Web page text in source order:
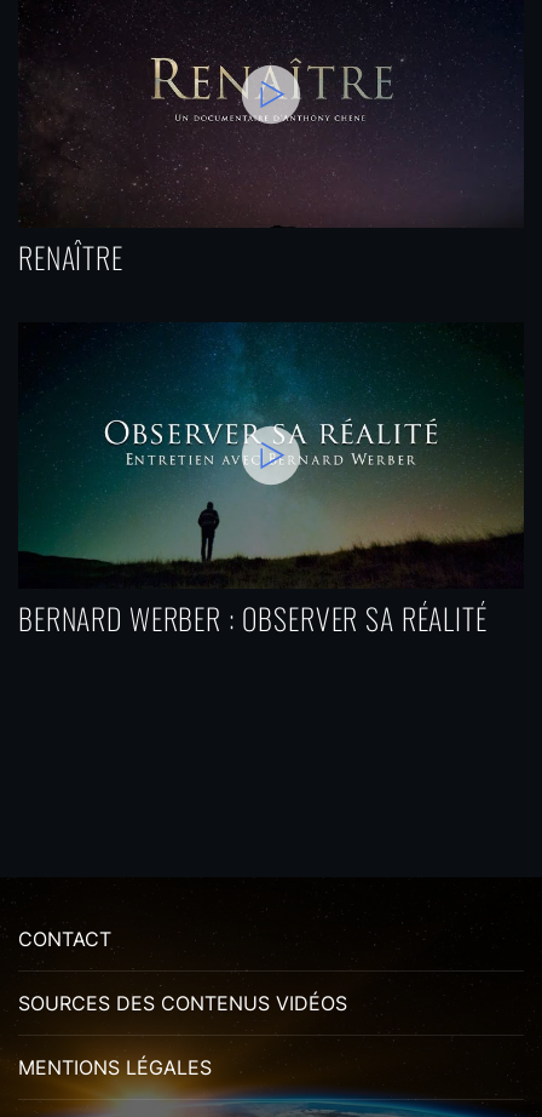
RENAÎTRE
BERNARD WERBER : OBSERVER SA RÉALITÉ
CONTACT
SOURCES DES CONTENUS VIDÉOS
MENTIONS LÉGALES